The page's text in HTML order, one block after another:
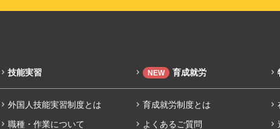
技能実習
外国人技能実習制度とは
職種・作業について
NEW 育成就労
育成就労制度とは
よくあるご質問